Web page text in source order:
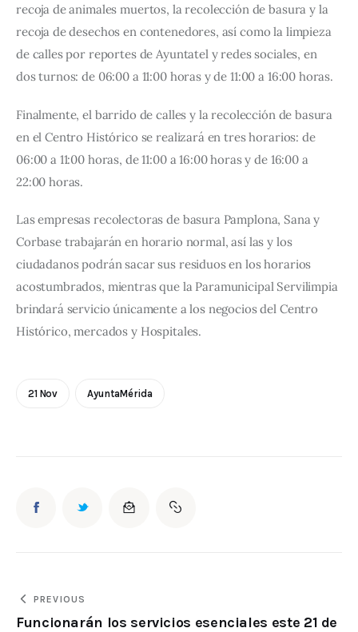
recoja de animales muertos, la recolección de basura y la
recoja de desechos en contenedores, así como la limpieza
de calles por reportes de Ayuntatel y redes sociales, en
dos turnos: de 06:00 a 11:00 horas y de 11:00 a 16:00 horas.
Finalmente, el barrido de calles y la recolección de basura
en el Centro Histórico se realizará en tres horarios: de
06:00 a 11:00 horas, de 11:00 a 16:00 horas y de 16:00 a
22:00 horas.
Las empresas recolectoras de basura Pamplona, Sana y
Corbase trabajarán en horario normal, así las y los
ciudadanos podrán sacar sus residuos en los horarios
acostumbrados, mientras que la Paramunicipal Servilimpia
brindará servicio únicamente a los negocios del Centro
Histórico, mercados y Hospitales.
21 Nov AyuntaMérida
PREVIOUS
Funcionarán los servicios esenciales este 21 de